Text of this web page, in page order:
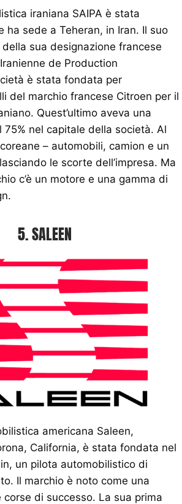
iraniana SAIPA è stata
ha sede a Teheran, in Iran. Il suo
della sua designazione francese
de Production
è stata fondata per
del marchio francese Citroen per il
Quest’ultimo aveva una
nel capitale della società. Al
– automobili, camion e un
le scorte dell’impresa. Ma
c’è un motore e una gamma di
5. SALEEN
americana Saleen,
California, è stata fondata nel
un pilota automobilistico di
Il marchio è noto come una
di successo. La sua prima